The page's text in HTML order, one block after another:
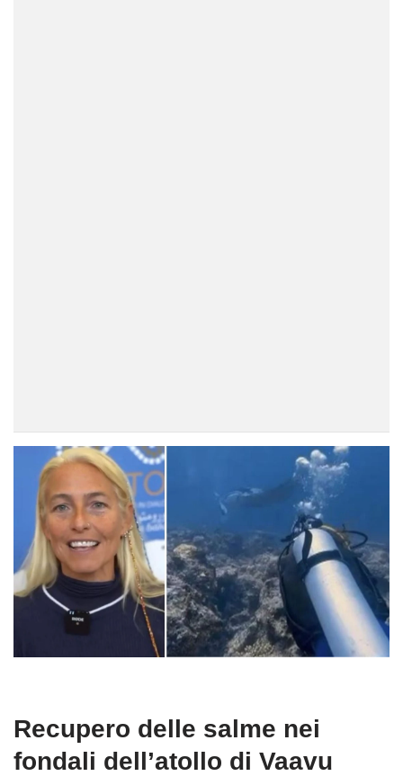
Recupero delle salme nei
fondali dell’atollo di Vaavu